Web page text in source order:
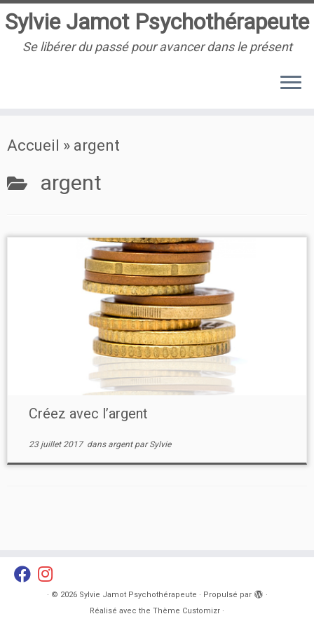
au
contenu
Sylvie Jamot Psychothérapeute
Se libérer du passé pour avancer dans le présent
Accueil » argent
argent
Créez avec l’argent
23 juillet 2017dans argent parSylvie
· © 2026 Sylvie Jamot Psychothérapeute · Propulsé par
·
Réalisé avec the Thème Customizr ·